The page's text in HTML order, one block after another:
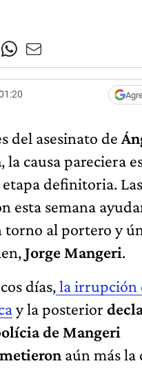
del asesinato de
, la causa pareciera
definitoria.
esta semana
torno al portero y
Jorge Mangeri.
días,la irrupción
y la posterior
de Mangeri
aún más la